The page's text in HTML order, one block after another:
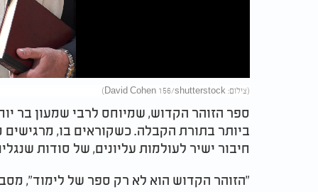
(צילום: David Cohen 156/shutterstock)
ספר הזוהר הקדוש, שמיוחס לרבי שמעון בר
ביותר בתורת הקבלה. כשקוראים בו,
חיבור ישיר לעולמות עליונים, של סודות
"הזוהר הקדוש הוא לא רק ספר של לימוד",